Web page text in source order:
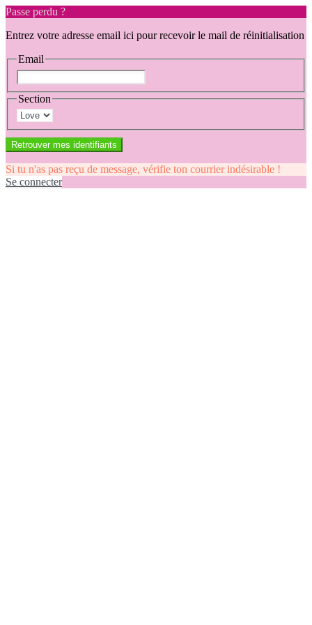
Passe perdu ?
Entrez votre adresse email ici pour recevoir le mail de réinitialisation
Email
Section
Retrouver mes identifiants
Si tu n'as pas reçu de message, vérifie ton courrier indésirable !
Se connecter